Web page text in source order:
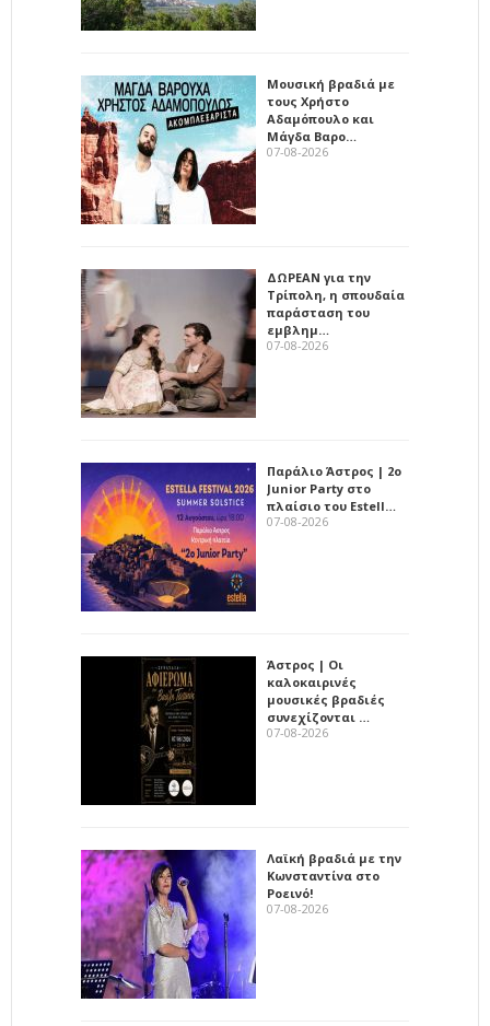
Μουσική βραδιά με
τους Χρήστο
Αδαμόπουλο και
Μάγδα Βαρο…
07-08-2026
ΔΩΡΕΑΝ για την
Τρίπολη, η σπουδαία
παράσταση του
εμβλημ…
07-08-2026
Παράλιο Άστρος | 2ο
Junior Party στο
πλαίσιο του Estell…
07-08-2026
Άστρος | Οι
καλοκαιρινές
μουσικές βραδιές
συνεχίζονται …
07-08-2026
Λαϊκή βραδιά με την
Κωνσταντίνα στο
Ροεινό!
07-08-2026